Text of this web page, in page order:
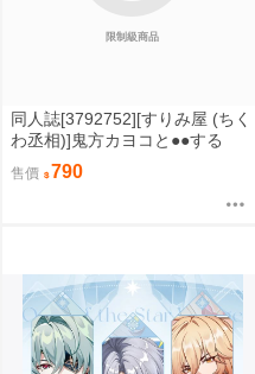
限制級商品
同人誌[3792752][すりみ屋 (ちく
わ丞相)]鬼方カヨコと●●する
本 総集編 (蔚藍檔案)
售價 790